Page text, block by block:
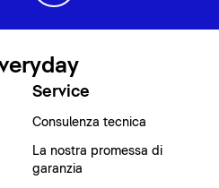
Service
Consulenza tecnica
La nostra promessa di
garanzia